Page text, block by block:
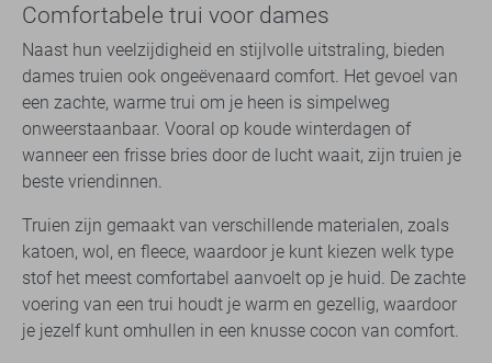
Comfortabele trui voor dames
Naast hun veelzijdigheid en stijlvolle uitstraling, bieden
dames truien ook ongeëvenaard comfort. Het gevoel van
een zachte, warme trui om je heen is simpelweg
onweerstaanbaar. Vooral op koude winterdagen of
wanneer een frisse bries door de lucht waait, zijn truien je
beste vriendinnen.
Truien zijn gemaakt van verschillende materialen, zoals
katoen, wol, en fleece, waardoor je kunt kiezen welk type
stof het meest comfortabel aanvoelt op je huid. De zachte
voering van een trui houdt je warm en gezellig, waardoor
je jezelf kunt omhullen in een knusse cocon van comfort.